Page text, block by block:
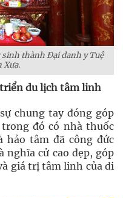
thành Đại danh y Tuệ
Xưa.
du lịch tâm linh
chung tay đóng góp
đó có nhà thuốc
hảo tâm đã công đức
nghĩa cử cao đẹp, góp
giá trị tâm linh của di